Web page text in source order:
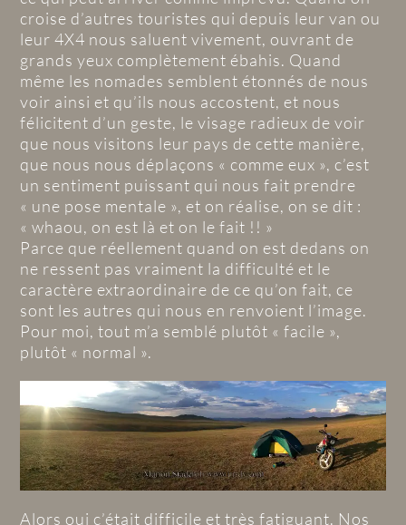
croise d’autres touristes qui depuis leur van ou
leur 4X4 nous saluent vivement, ouvrant de
grands yeux complètement ébahis. Quand
même les nomades semblent étonnés de nous
voir ainsi et qu’ils nous accostent, et nous
félicitent d’un geste, le visage radieux de voir
que nous visitons leur pays de cette manière,
que nous nous déplaçons « comme eux », c’est
un sentiment puissant qui nous fait prendre
« une pose mentale », et on réalise, on se dit :
« whaou, on est là et on le fait !! »
Parce que réellement quand on est dedans on
ne ressent pas vraiment la difficulté et le
caractère extraordinaire de ce qu’on fait, ce
sont les autres qui nous en renvoient l’image.
Pour moi, tout m’a semblé plutôt « facile »,
plutôt « normal ».
Alors oui c’était difficile et très fatiguant. Nos